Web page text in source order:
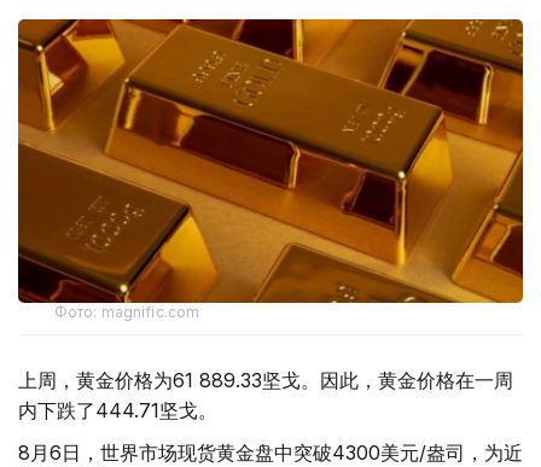
Фото: magnific.com
上周，黄金价格为61 889.33坚戈。因此，黄金价格在一周
内下跌了444.71坚戈。
8月6日，世界市场现货黄金盘中突破4300美元/盎司，为近